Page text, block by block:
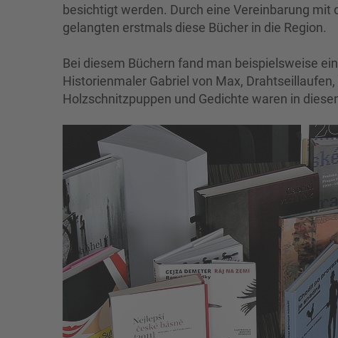
besichtigt werden. Durch eine Vereinbarung
gelangten erstmals diese Bücher in die Region.
Bei diesem Büchern fand man beispielsweise
Historienmaler Gabriel von Max,
Holzschnitzpuppen und Gedichte waren in